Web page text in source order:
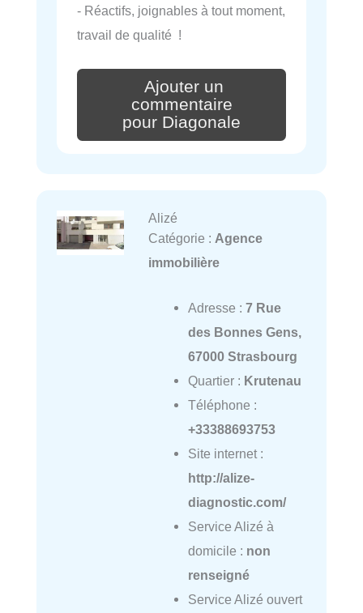
- Réactifs, joignables à tout moment,
travail de qualité !
Ajouter un
commentaire
pour Diagonale
Alizé
Catégorie : Agence
immobilière
Adresse : 7 Rue
des Bonnes Gens,
67000 Strasbourg
Quartier : Krutenau
Téléphone :
+33388693753
Site internet :
http://alize-
diagnostic.com/
Service Alizé à
domicile : non
renseigné
Service Alizé ouvert